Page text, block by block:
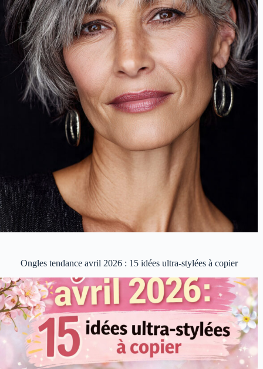
Ongles tendance avril 2026 : 15 idées ultra-stylées à copier